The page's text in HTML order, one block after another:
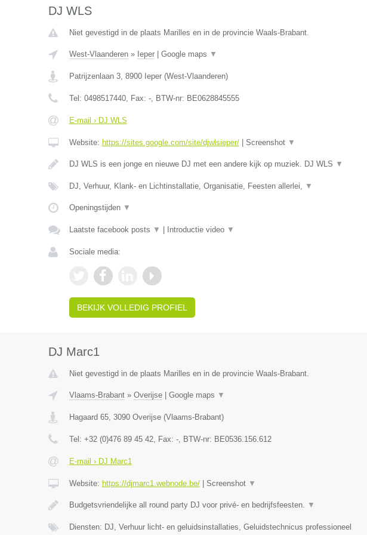
DJ WLS
Niet gevestigd in de plaats Marilles en in de provincie Waals-Brabant.
West-Vlaanderen» Ieper| Google maps ▼
Patrijzenlaan 3, 8900 Ieper(West-Vlaanderen)
Tel: 0498517440, Fax: -, BTW-nr: BE0628845555
E-mail › DJ WLS
Website: https://sites.google.com/site/djwlsieper/| Screenshot ▼
DJ WLS is een jonge en nieuwe DJ met een andere kijk op muziek. DJ WLS ▼
DJ, Verhuur, Klank- en Lichtinstallatie, Organisatie, Feesten allerlei, ▼
Openingstijden ▼
Laatste facebook posts ▼ Introductie video ▼
Sociale media:
BEKIJK VOLLEDIG PROFIEL
DJ Marc1
Niet gevestigd in de plaats Marilles en in de provincie Waals-Brabant.
Vlaams-Brabant» Overijse| Google maps ▼
Hagaard 65, 3090 Overijse(Vlaams-Brabant)
Tel: +32 (0)476 89 45 42, Fax: -, BTW-nr: BE0536.156.612
E-mail › DJ Marc1
Website: https://djmarc1.webnode.be/| Screenshot ▼
Budgetsvriendelijke all round party DJ voor privé- en bedrijfsfeesten. ▼
Diensten: DJ, Verhuur licht- en geluidsinstallaties, Geluidstechnicus professioneel